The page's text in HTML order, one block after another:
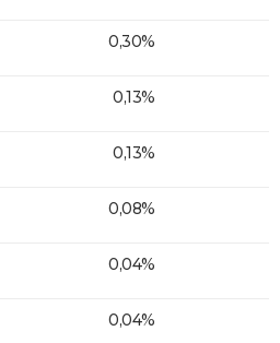
0,30%
0,13%
0,13%
0,08%
0,04%
0,04%